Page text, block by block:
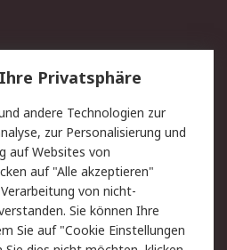
Lieferlösungen
Kontakt
Privatkunden
Datenschutz
Zahlungsbedingungen
Privatsphäre
andere Technologien zur
zur Personalisierung und
auf Websites von
auf "Alle akzeptieren"
von nicht-
Sie können Ihre
Sie auf "Cookie Einstellungen